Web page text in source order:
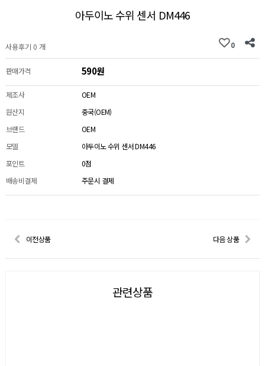
아두이노 수위 센서 DM446
사용후기 0 개 0
판매가격 590원
제조사
OEM
원산지
중국(OEM)
브랜드
OEM
모델
아두이노 수위 센서 DM446
포인트
0점
배송비결제
주문시 결제
이전상품 다음 상품
관련상품